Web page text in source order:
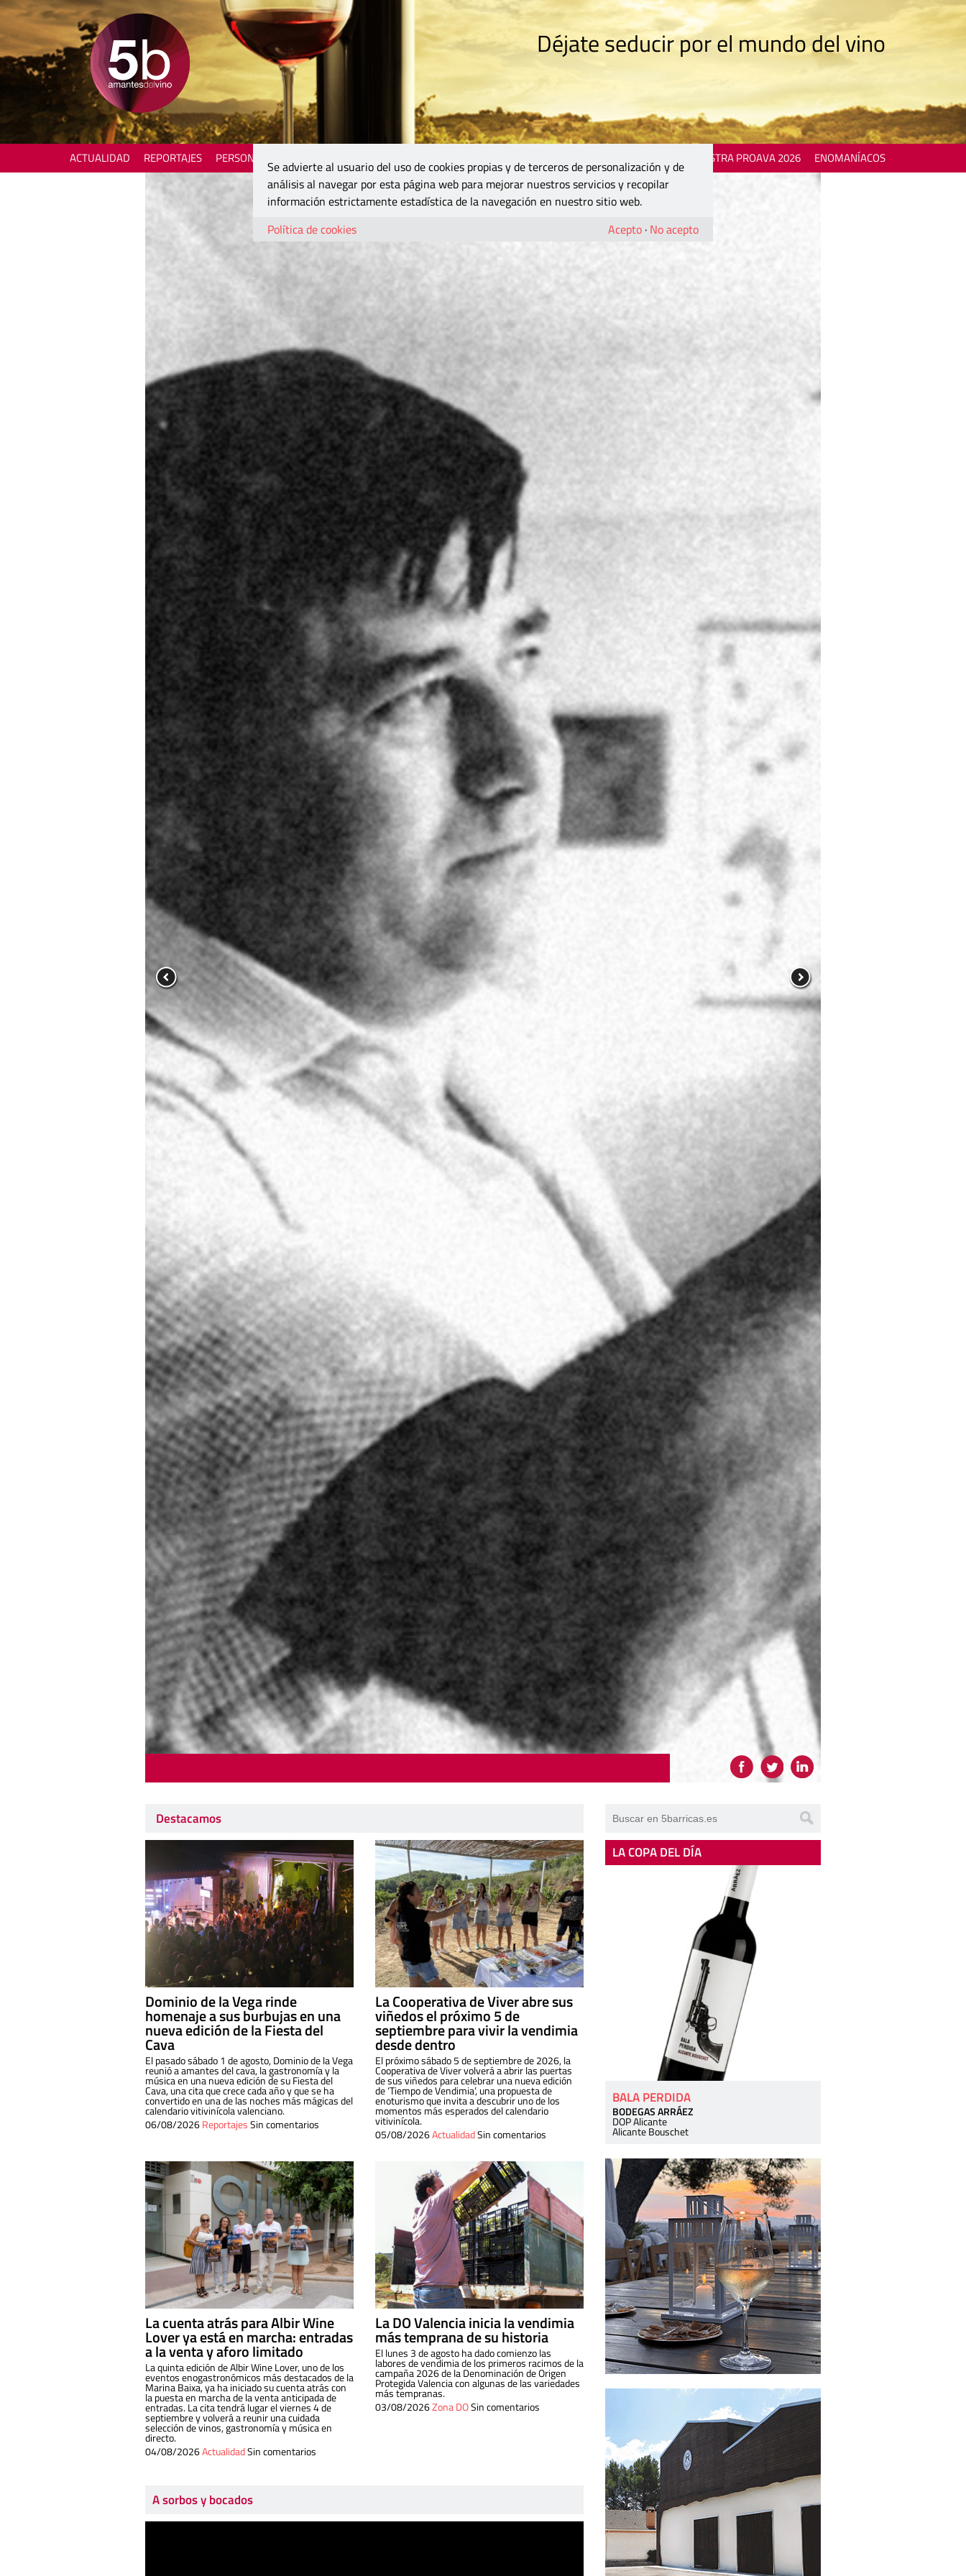
Déjate seducir por el mundo del vino
ACTUALIDAD REPORTAJES PERSONAJES MOSTRA PROAVA 2026 ENOMANÍACOS
Destacamos
Dominio de la Vega rinde
homenaje a sus burbujas en una
nueva edición de la Fiesta del
Cava
El pasado sábado 1 de agosto, Dominio de la Vega
reunió a amantes del cava, la gastronomía y la
música en una nueva edición de su Fiesta del
Cava, una cita que crece cada año y que se ha
convertido en una de las noches más mágicas del
calendario vitivinícola valenciano.
06/08/2026ReportajesSin comentarios
La Cooperativa de Viver abre sus
viñedos el próximo 5 de
septiembre para vivir la vendimia
desde dentro
El próximo sábado 5 de septiembre de 2026, la
Cooperativa de Viver volverá a abrir las puertas
de sus viñedos para celebrar una nueva edición
de ‘Tiempo de Vendimia’, una propuesta de
enoturismo que invita a descubrir uno de los
momentos más esperados del calendario
vitivinícola.
05/08/2026ActualidadSin comentarios
La cuenta atrás para Albir Wine
Lover ya está en marcha: entradas
a la venta y aforo limitado
La quinta edición de Albir Wine Lover, uno de los
eventos enogastronómicos más destacados de la
Marina Baixa, ya ha iniciado su cuenta atrás con
la puesta en marcha de la venta anticipada de
entradas. La cita tendrá lugar el viernes 4 de
septiembre y volverá a reunir una cuidada
selección de vinos, gastronomía y música en
directo.
04/08/2026ActualidadSin comentarios
La DO Valencia inicia la vendimia
más temprana de su historia
El lunes 3 de agosto ha dado comienzo las
labores de vendimia de los primeros racimos de la
campaña 2026 de la Denominación de Origen
Protegida Valencia con algunas de las variedades
más tempranas.
03/08/2026Zona DOSin comentarios
A sorbos y bocados
LA COPA DEL DÍA
BALA PERDIDA
BODEGAS ARRÁEZ
DOP Alicante
Alicante Bouschet
Se advierte al usuario del uso de cookies propias y de terceros de personalización y de
análisis al navegar por esta página web para mejorar nuestros servicios y recopilar
información estrictamente estadística de la navegación en nuestro sitio web.
Política de cookies
Acepto · No acepto